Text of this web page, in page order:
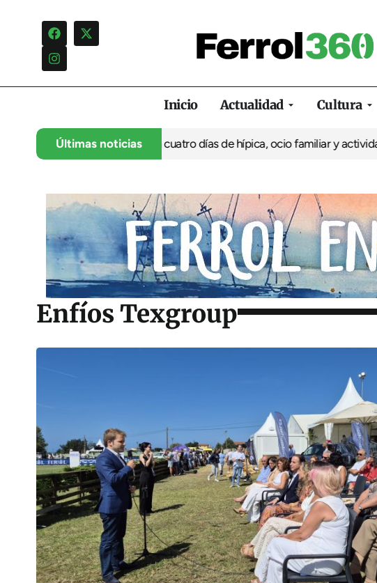
Inicio Actualidad Cultura
Últimas noticias
35º aniversario con cuatro días de hípica, ocio familiar y actividades para
Enfíos Texgroup